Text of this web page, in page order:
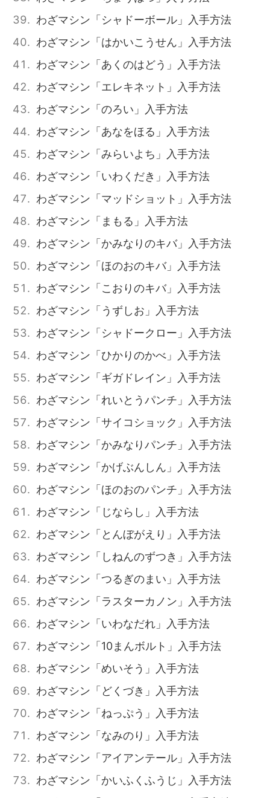
わざマシン「シャドーボール」入手方法
わざマシン「はかいこうせん」入手方法
わざマシン「あくのはどう」入手方法
わざマシン「エレキネット」入手方法
わざマシン「のろい」入手方法
わざマシン「あなをほる」入手方法
わざマシン「みらいよち」入手方法
わざマシン「いわくだき」入手方法
わざマシン「マッドショット」入手方法
わざマシン「まもる」入手方法
わざマシン「かみなりのキバ」入手方法
わざマシン「ほのおのキバ」入手方法
わざマシン「こおりのキバ」入手方法
わざマシン「うずしお」入手方法
わざマシン「シャドークロー」入手方法
わざマシン「ひかりのかべ」入手方法
わざマシン「ギガドレイン」入手方法
わざマシン「れいとうパンチ」入手方法
わざマシン「サイコショック」入手方法
わざマシン「かみなりパンチ」入手方法
わざマシン「かげぶんしん」入手方法
わざマシン「ほのおのパンチ」入手方法
わざマシン「じならし」入手方法
わざマシン「とんぼがえり」入手方法
わざマシン「しねんのずつき」入手方法
わざマシン「つるぎのまい」入手方法
わざマシン「ラスターカノン」入手方法
わざマシン「いわなだれ」入手方法
わざマシン「10まんボルト」入手方法
わざマシン「めいそう」入手方法
わざマシン「どくづき」入手方法
わざマシン「ねっぷう」入手方法
わざマシン「なみのり」入手方法
わざマシン「アイアンテール」入手方法
わざマシン「かいふくふうじ」入手方法